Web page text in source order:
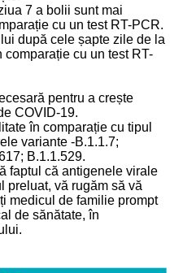
7 a bolii sunt mai
cu un test RT-PCR.
după cele șapte zile de la
cu un test RT-
pentru a crește
COVID-19.
în comparație cu tipul
variante -B.1.1.7;
B.1.1.529.
faptul că antigenele virale
preluat, vă rugăm să vă
medicul de familie prompt
de sănătate, în